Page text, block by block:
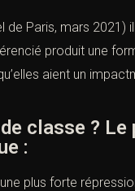
de Paris, mars 2021)
produit une
aient un
? Le
:
plus forte